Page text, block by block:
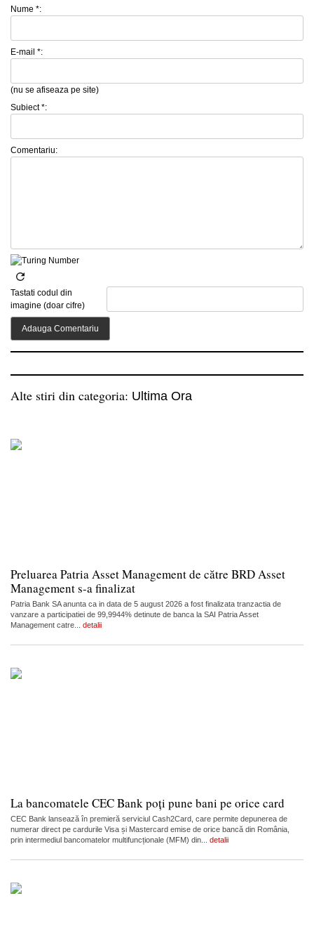
Nume *:
E-mail *:
(nu se afiseaza pe site)
Subiect *:
Comentariu:
Tastati codul din
imagine (doar cifre)
Alte stiri din categoria: Ultima Ora
Preluarea Patria Asset Management de către BRD Asset
Management s-a finalizat
Patria Bank SA anunta ca in data de 5 august 2026 a fost finalizata tranzactia de
vanzare a participatiei de 99,9944% detinute de banca la SAI Patria Asset
Management catre... detalii
La bancomatele CEC Bank poți pune bani pe orice card
CEC Bank lansează în premieră serviciul Cash2Card, care permite depunerea de
numerar direct pe cardurile Visa și Mastercard emise de orice bancă din România,
prin intermediul bancomatelor multifuncționale (MFM) din... detalii